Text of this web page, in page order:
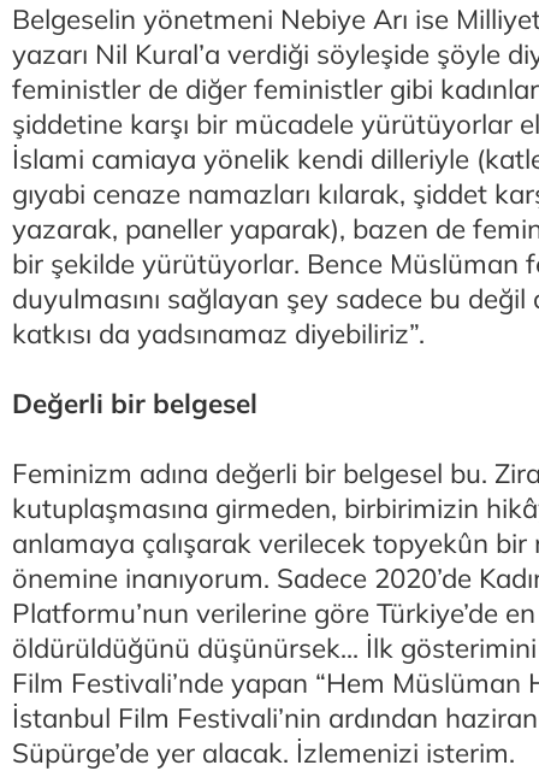
Belgeselin yönetmeni Nebiye Arı ise
yazarı Nil Kural’a verdiği söyleşide şöyle
feministler de diğer feministler gibi
şiddetine karşı bir mücadele yürütüyorlar
İslami camiaya yönelik kendi dilleriyle
gıyabi cenaze namazları kılarak, şiddet
yazarak, paneller yaparak), bazen de
bir şekilde yürütüyorlar. Bence Müslüman
duyulmasını sağlayan şey sadece bu
katkısı da yadsınamaz diyebiliriz”.
Değerli bir belgesel
Feminizm adına değerli bir belgesel bu.
kutuplaşmasına girmeden, birbirimizin
anlamaya çalışarak verilecek topyekûn bir
önemine inanıyorum. Sadece 2020’de
Platformu’nun verilerine göre Türkiye’de
öldürüldüğünü düşünürsek... İlk
Film Festivali’nde yapan “Hem Müslüman
İstanbul Film Festivali’nin ardından
Süpürge’de yer alacak. İzlemenizi isterim.